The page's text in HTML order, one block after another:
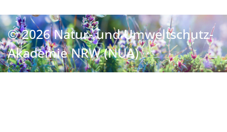
© 2026 Natur- und Umweltschutz-
Akademie NRW (NUA)